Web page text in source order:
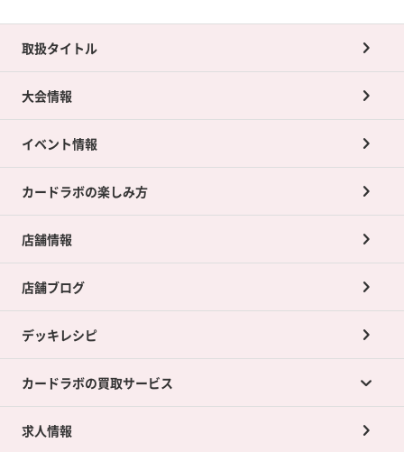
取扱タイトル
大会情報
イベント情報
カードラボの楽しみ方
店舗情報
店舗ブログ
デッキレシピ
カードラボの買取サービス
カードラボの買取サービスTOP
求人情報